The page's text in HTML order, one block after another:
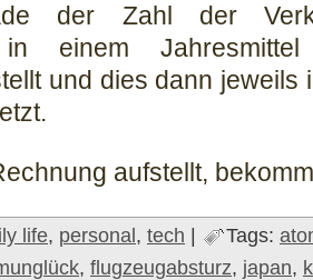
der Zahl der
in einem
und dies dann jeweils
aufstellt,
life, personal , tech Tags:
, flugzeugabsturz, japan,